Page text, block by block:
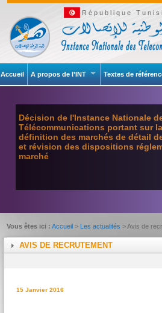
République
Accueil A propos de l’INT Textes de
Décision de l'Instance Nationale
Télécommunications portant sur
définition des marchés de détail
et révision des dispositions
marché
Vous êtes ici : Accueil > Les actualités > Avis de
AVIS DE RECRUTEMENT
15 Janvier 2016